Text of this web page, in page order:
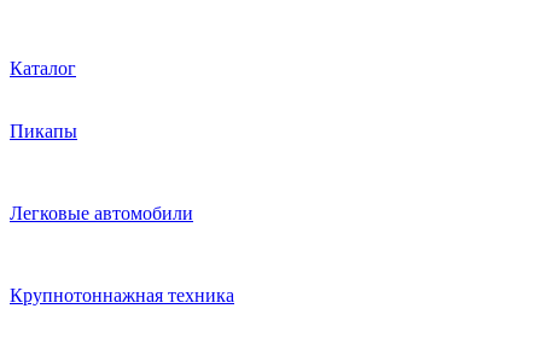
Каталог
Пикапы
Легковые автомобили
Крупнотоннажная техника